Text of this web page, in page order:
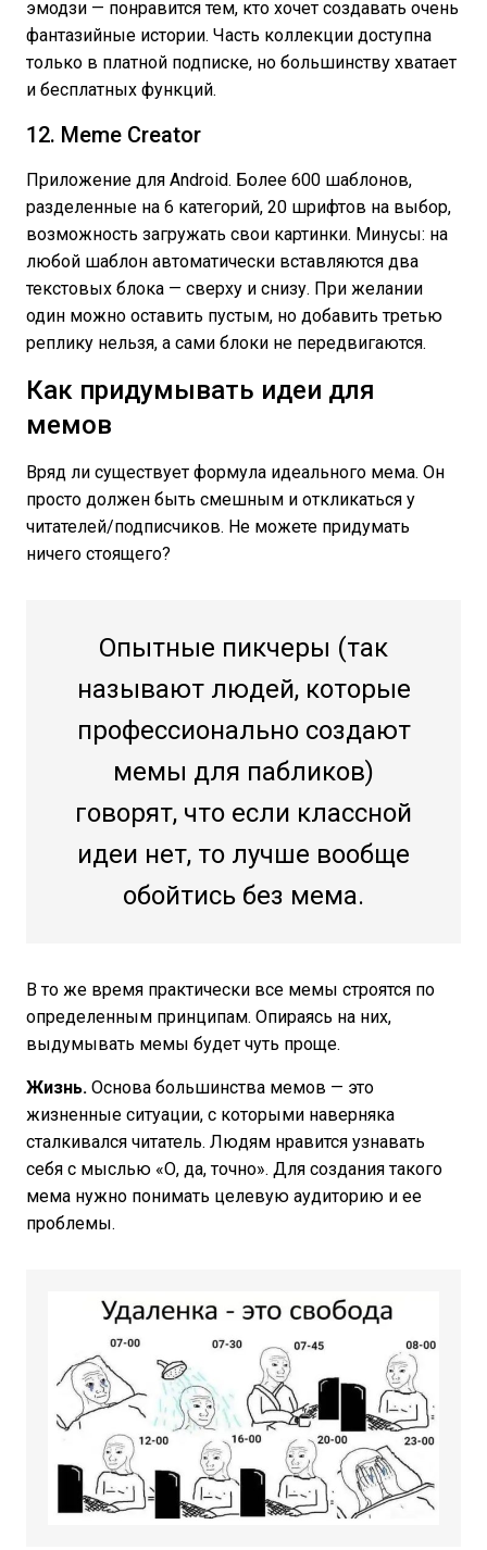
эмодзи — понравится тем, кто хочет создавать очень
фантазийные истории. Часть коллекции доступна
только в платной подписке, но большинству хватает
и бесплатных функций.
12. Meme Creator
Приложение для Android. Более 600 шаблонов,
разделенные на 6 категорий, 20 шрифтов на выбор,
возможность загружать свои картинки. Минусы: на
любой шаблон автоматически вставляются два
текстовых блока — сверху и снизу. При желании
один можно оставить пустым, но добавить третью
реплику нельзя, а сами блоки не передвигаются.
Как придумывать идеи для
мемов
Вряд ли существует формула идеального мема. Он
просто должен быть смешным и откликаться у
читателей/подписчиков. Не можете придумать
ничего стоящего?
Опытные пикчеры (так
называют людей, которые
профессионально создают
мемы для пабликов)
говорят, что если классной
идеи нет, то лучше вообще
обойтись без мема.
В то же время практически все мемы строятся по
определенным принципам. Опираясь на них,
выдумывать мемы будет чуть проще.
Жизнь. Основа большинства мемов — это
жизненные ситуации, с которыми наверняка
сталкивался читатель. Людям нравится узнавать
себя с мыслью «О, да, точно». Для создания такого
мема нужно понимать целевую аудиторию и ее
проблемы.